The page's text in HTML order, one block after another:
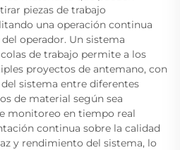
piezas de trabajo
una operación continua
operador. Un sistema
de trabajo permite a los
proyectos de antemano, con
sistema entre diferentes
de material según sea
monitoreo en tiempo real
continua sobre la calidad
y rendimiento del sistema, lo